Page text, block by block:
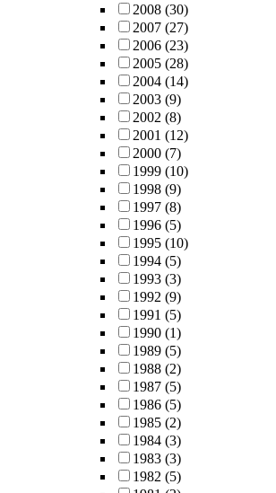
2008 (30)
2007 (27)
2006 (23)
2005 (28)
2004 (14)
2003 (9)
2002 (8)
2001 (12)
2000 (7)
1999 (10)
1998 (9)
1997 (8)
1996 (5)
1995 (10)
1994 (5)
1993 (3)
1992 (9)
1991 (5)
1990 (1)
1989 (5)
1988 (2)
1987 (5)
1986 (5)
1985 (2)
1984 (3)
1983 (3)
1982 (5)